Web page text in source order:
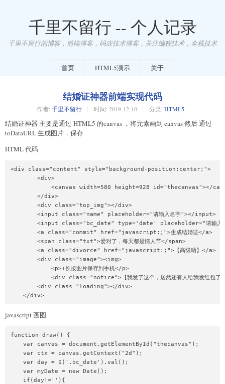
千里不留行 -- 个人记录
千里不留行的博客，前端博客，码农技术博客，关注编程技术，全栈技术
首页 HTML5演示 关于
结婚证神器前端实现代码
作者: 千里不留行 时间: 2019-12-10 分类: HTML5
结婚证神器 主要是通过 HTML5 的canvas ，将元素画到 canvas 然后 通过
toDataURL 生成图片，保存
HTML 代码
<div class="content" style="background-position:center;">
        <div>
<canvas width=580 height=928 id="thecanvas"></
        </div>
        <div class="top_img"></div>
        <input class="name" placeholder="请输入名字"></input>
<input class="bc_date" type='date' placeholder="请输入
        <a class="commit" href="javascript:;">生成结婚证</a>
        <span class="txt">爱对了，每天都是情人节</span>
        <a class="divorce" href="javascript:;">【高级晒】</a>
        <div class="image"><img>
            <p>↑长按图片保存到手机</p>
<div class="notice">【我发了这个，居然还有人给我发
        <div class="loading"></div>
    </div>
javascript 画图
function draw() {
    var canvas = document.getElementById("thecanvas");
    var ctx = canvas.getContext("2d");
    var day = $('.bc_date').val();
    var myDate = new Date();
    if(day!=''){